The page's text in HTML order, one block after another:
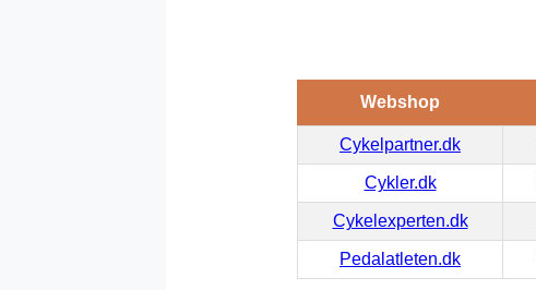
Webshop
Cykelpartner.dk
Cykler.dk
Cykelexperten.dk
Pedalatleten.dk